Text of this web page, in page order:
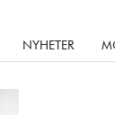
NYHETER